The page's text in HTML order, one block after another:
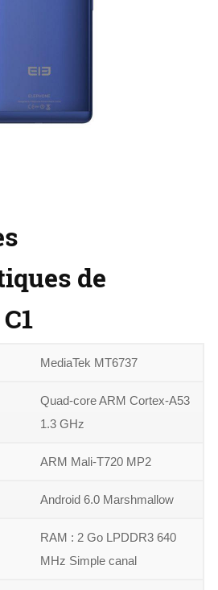
de
MediaTek MT6737
Quad-core ARM Cortex-A53
1.3 GHz
ARM Mali-T720 MP2
Android 6.0 Marshmallow
RAM : 2 Go LPDDR3 640
MHz Simple canal